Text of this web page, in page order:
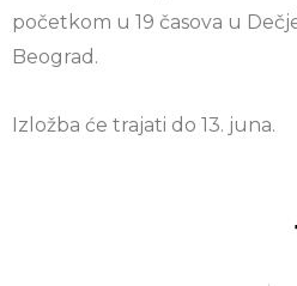
početkom u 19 časova u
Beograd.
Izložba će trajati do 13. juna.